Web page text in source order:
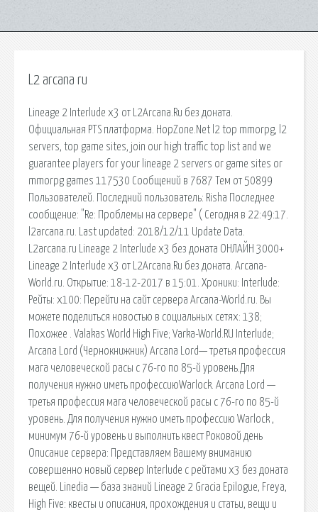
L2 arcana ru
Lineage 2 Interlude x3 от L2Arcana.Ru без доната.
Официальная PTS платформа. HopZone.Net l2 top mmorpg, l2
servers, top game sites, join our high traffic top list and we
guarantee players for your lineage 2 servers or game sites or
mmorpg games 117530 Сообщений в 7687 Тем от 50899
Пользователей. Последний пользователь: Risha Последнее
сообщение: "Re: Проблемы на сервере" ( Сегодня в 22:49:17.
l2arcana.ru. Last updated: 2018/12/11 Update Data.
L2arcana.ru Lineage 2 Interlude x3 без доната ОНЛАЙН 3000+
Lineage 2 Interlude x3 от L2Arcana.Ru без доната. Arcana-
World.ru. Открытие: 18-12-2017 в 15:01. Хроники: Interlude:
Рейты: x100: Перейти на сайт сервера Arcana-World.ru. Вы
можете поделиться новостью в социальных сетях: 138;
Похожее . Valakas World High Five; Varka-World.RU Interlude;
Arcana Lord (Чернокнижник) Arcana Lord— третья профессия
мага человеческой расы с 76-го по 85-й уровень.Для
получения нужно иметь профессиюWarlock. Arcana Lord —
третья профессия мага человеческой расы с 76-го по 85-й
уровень. Для получения нужно иметь профессию Warlock ,
минимум 76-й уровень и выполнить квест Роковой день
Описание сервера: Представляем Вашему вниманию
совершенно новый сервер Interlude с рейтами x3 без доната
вещей. Linedia — база знаний Lineage 2 Gracia Epilogue, Freya,
High Five: квесты и описания, прохождения и статьи, вещи и